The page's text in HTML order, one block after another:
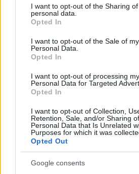
not limited to your visit or usage
grant or deny consent to Google and
use your data for below specified
consent section.
I want to opt-out of the Sharing
personal data.
Opted In
I want to opt-out of the Sale of my
Personal Data.
Opted In
I want to opt-out of processing my
Personal Data for Targeted
Opted In
I want to opt-out of Collection,
Retention, Sale, and/or Sharing
Personal Data that Is Unrelated
Purposes for which it was
Opted Out
Google consents
folyamatosan mérlegelniük kell:
Mi véd meg jobban:
Miközben az egész végtelenül
aljas megsértése nemcsak a
hanem minden nő
Adóforintokból
nőalázás